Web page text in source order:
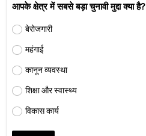
आपके क्षेत्र में सबसे बड़ा चुनावी मुद्दा क्या है?
बेरोजगारी
महंगाई
कानून व्यवस्था
शिक्षा और स्वास्थ्य
विकास कार्य